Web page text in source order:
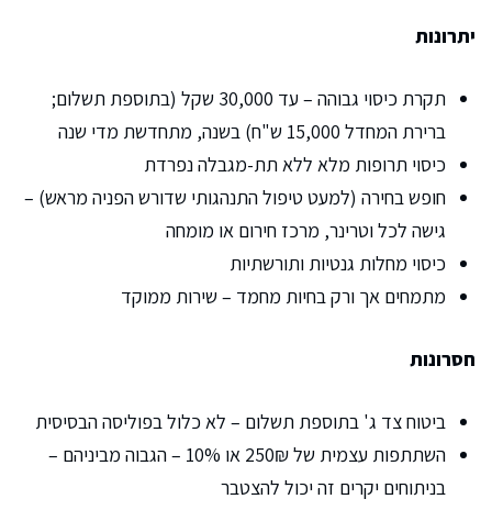
יתרונות
תקרת כיסוי גבוהה – עד 30,000 שקל (בתוספת תשלום;
ברירת המחדל 15,000 ש"ח) בשנה, מתחדשת מדי שנה
כיסוי תרופות מלא ללא תת-מגבלה נפרדת
חופש בחירה (למעט טיפול התנהגותי שדורש הפניה מראש) –
גישה לכל וטרינר, מרכז חירום או מומחה
כיסוי מחלות גנטיות ותורשתיות
מתמחים אך ורק בחיות מחמד – שירות ממוקד
חסרונות
ביטוח צד ג' בתוספת תשלום – לא כלול בפוליסה הבסיסית
השתתפות עצמית של 250₪ או 10% – הגבוה מביניהם –
בניתוחים יקרים זה יכול להצטבר